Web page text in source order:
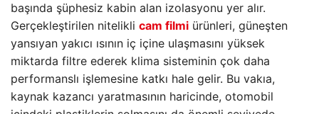
başında şüphesiz kabin alan izolasyonu yer alır.
Gerçekleştirilen nitelikli cam filmi ürünleri, güneşten
yansıyan yakıcı ısının iç içine ulaşmasını yüksek
miktarda filtre ederek klima sisteminin çok daha
performanslı işlemesine katkı hale gelir. Bu vakıa,
kaynak kazancı yaratmasının haricinde, otomobil